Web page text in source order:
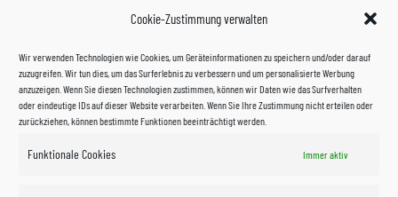
Cookie-Zustimmung verwalten
Wir verwenden Technologien wie Cookies, um Geräteinformationen zu speichern und/oder darauf
zuzugreifen. Wir tun dies, um das Surferlebnis zu verbessern und um personalisierte Werbung
anzuzeigen. Wenn Sie diesen Technologien zustimmen, können wir Daten wie das Surfverhalten
oder eindeutige IDs auf dieser Website verarbeiten. Wenn Sie Ihre Zustimmung nicht erteilen oder
zurückziehen, können bestimmte Funktionen beeinträchtigt werden.
Funktionale Cookies Immer aktiv